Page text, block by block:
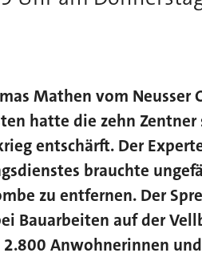
Mathen vom
hatte die zehn
entschärft. Der
brauchte
zu entfernen. Der
Bauarbeiten auf der
Anwohnerinnen